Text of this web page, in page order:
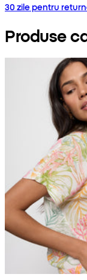
30 zile pentru
Produse